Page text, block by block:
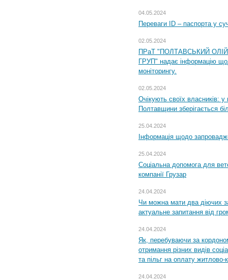
04.05.2024
Переваги ID – паспорта у
02.05.2024
ПРаТ "ПОЛТАВСЬКИЙ
ГРУП" надає інформацію
моніторингу.
02.05.2024
Очікують своїх власників: у
Полтавщини зберігається
25.04.2024
Інформація щодо
25.04.2024
Соціальна допомога для
компанії Грузар
24.04.2024
Чи можна мати два діючих
актуальне запитання від
24.04.2024
Як, перебуваючи за
отримання різних видів
та пільг на оплату
24.04.2024